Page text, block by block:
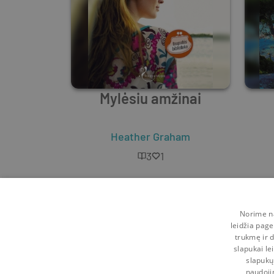
Mylėsiu amžinai
Heather Graham
3
1
Norime
leidžia
trukmę ir
slapukai